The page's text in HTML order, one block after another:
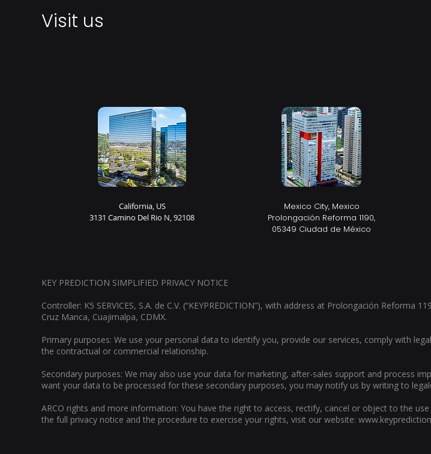
Visit us
California, US
3131 Camino Del Rio N, 92108
Mexico City, Mexico
Prolongación Reforma 1190,
05349 Ciudad de México
KEY PREDICTION SIMPLIFIED PRIVACY NOTICE
Controller: K5 SERVICES, S.A. de C.V. (“KEYPREDICTION”), with address at Prolongación Reforma
Cruz Manca, Cuajimalpa, CDMX.
Primary purposes: We use your personal data to identify you, provide our services, comply with
the contractual or commercial relationship.
Secondary purposes: We may also use your data for marketing, after-sales support and process
want your data to be processed for these secondary purposes, you may notify us by writing to
ARCO rights and more information: You have the right to access, rectify, cancel or object to the
the full privacy notice and the procedure to exercise your rights, visit our website: